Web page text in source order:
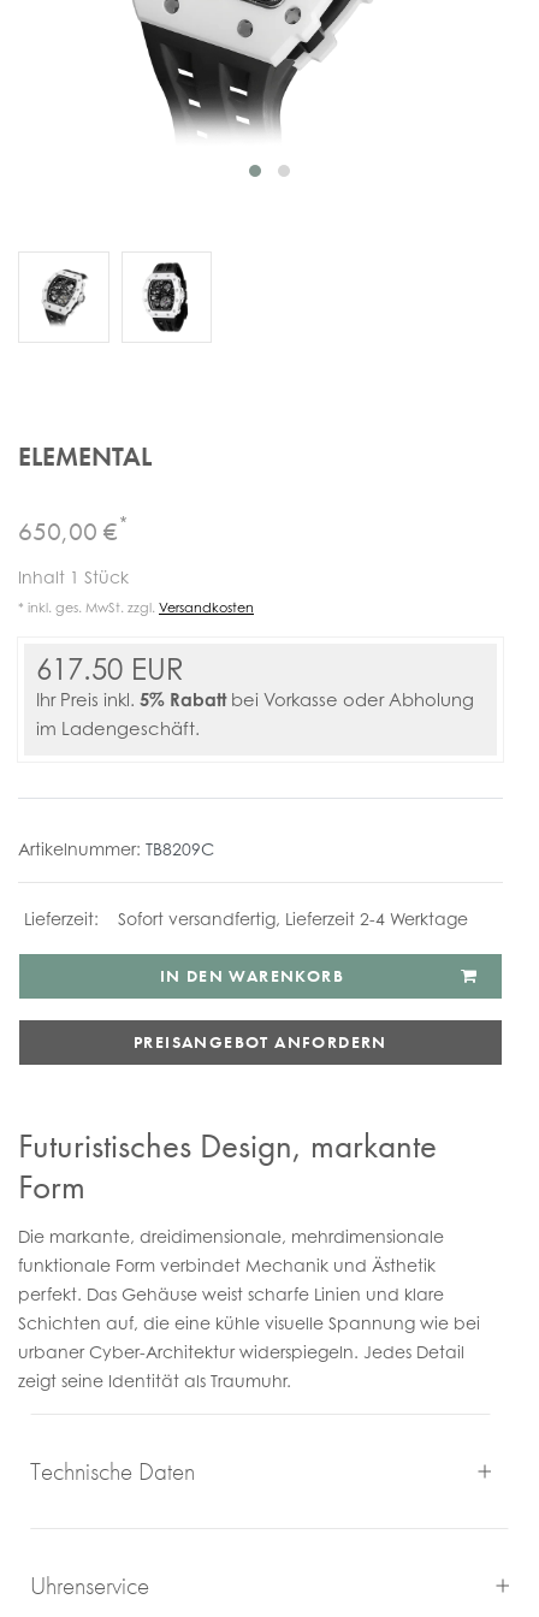
ELEMENTAL
650,00 €*
Inhalt 1 Stück
* inkl. ges. MwSt. zzgl. Versandkosten
617.50 EUR
Ihr Preis inkl. 5% Rabattbei Vorkasse oder Abholung
im Ladengeschäft.
Artikelnummer: TB8209C
Sofort versandfertig, Lieferzeit 2-4 Werktage
IN DEN WARENKORB
PREISANGEBOT ANFORDERN
Futuristisches Design, markante
Form
Die markante, dreidimensionale, mehrdimensionale
funktionale Form verbindet Mechanik und Ästhetik
perfekt. Das Gehäuse weist scharfe Linien und klare
Schichten auf, die eine kühle visuelle Spannung wie bei
urbaner Cyber-Architektur widerspiegeln. Jedes Detail
zeigt seine Identität als Traumuhr.
Technische Daten
Uhrenservice